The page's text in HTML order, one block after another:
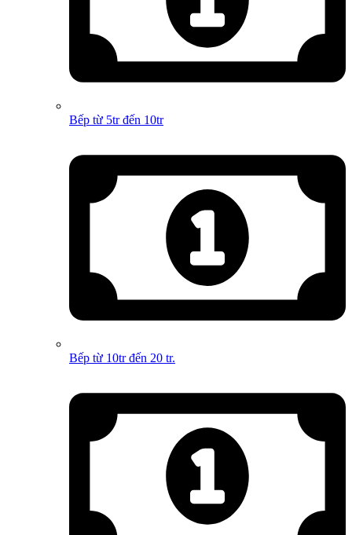
Bếp từ 5tr đến 10tr
Bếp từ 10tr đến 20 tr.